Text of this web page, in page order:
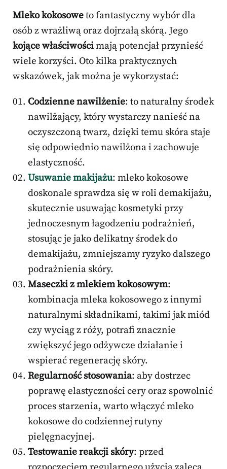
Mleko kokosoweto fantastyczny wybór dla
osób z wrażliwą oraz dojrzałą skórą. Jego
kojące właściwościmają potencjał przynieść
wiele korzyści. Oto kilka praktycznych
wskazówek, jak można je wykorzystać:
Codzienne nawilżenie: to naturalny środek
nawilżający, który wystarczy nanieść na
oczyszczoną twarz, dzięki temu skóra staje
się odpowiednio nawilżona i zachowuje
elastyczność.
Usuwanie makijażu: mleko kokosowe
doskonale sprawdza się w roli demakijażu,
skutecznie usuwając kosmetyki przy
jednoczesnym łagodzeniu podrażnień,
stosując je jako delikatny środek do
demakijażu, zmniejszamy ryzyko dalszego
podrażnienia skóry.
Maseczki z mlekiem kokosowym:
kombinacja mleka kokosowego z innymi
naturalnymi składnikami, takimi jak miód
czy wyciąg z róży, potrafi znacznie
zwiększyć jego odżywcze działanie i
wspierać regenerację skóry.
Regularność stosowania: aby dostrzec
poprawę elastyczności cery oraz spowolnić
proces starzenia, warto włączyć mleko
kokosowe do codziennej rutyny
pielęgnacyjnej.
Testowanie reakcji skóry: przed